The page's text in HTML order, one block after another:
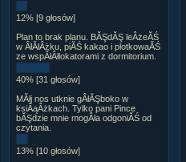
12% [9 głosów]
Plan to brak planu. BĂŞdĂŞ leÂżeĂŚ
w ÂłĂłÂżku, piĂŚ kakao i plotkowaĂŚ
ze wspĂłÂłlokatorami z dormitorium.
40% [31 głosów]
MĂłj nos utknie gÂłĂŞboko w
ksiÂąÂżkach. Tylko pani Pince
bĂŞdzie mnie mogÂła odgoniĂŚ od
czytania.
13% [10 głosów]